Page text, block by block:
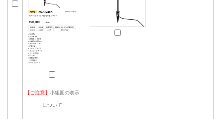
【ご注意】 小組図の表示
について